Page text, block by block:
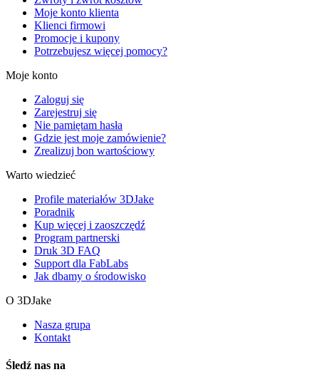
Moje konto klienta
Klienci firmowi
Promocje i kupony
Potrzebujesz więcej pomocy?
Moje konto
Zaloguj się
Zarejestruj się
Nie pamiętam hasła
Gdzie jest moje zamówienie?
Zrealizuj bon wartościowy
Warto wiedzieć
Profile materiałów 3DJake
Poradnik
Kup więcej i zaoszczędź
Program partnerski
Druk 3D FAQ
Support dla FabLabs
Jak dbamy o środowisko
O 3DJake
Nasza grupa
Kontakt
Śledź nas na